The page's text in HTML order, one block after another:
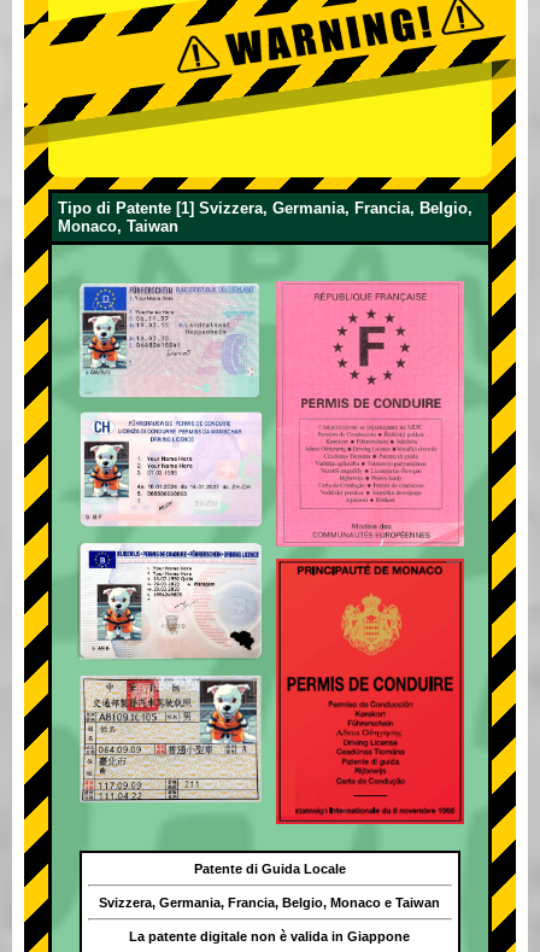
Tipo di Patente [1] Svizzera, Germania, Francia, Belgio,
Monaco, Taiwan
Patente di Guida Locale
Svizzera, Germania, Francia, Belgio, Monaco e Taiwan
La patente digitale non è valida in Giappone